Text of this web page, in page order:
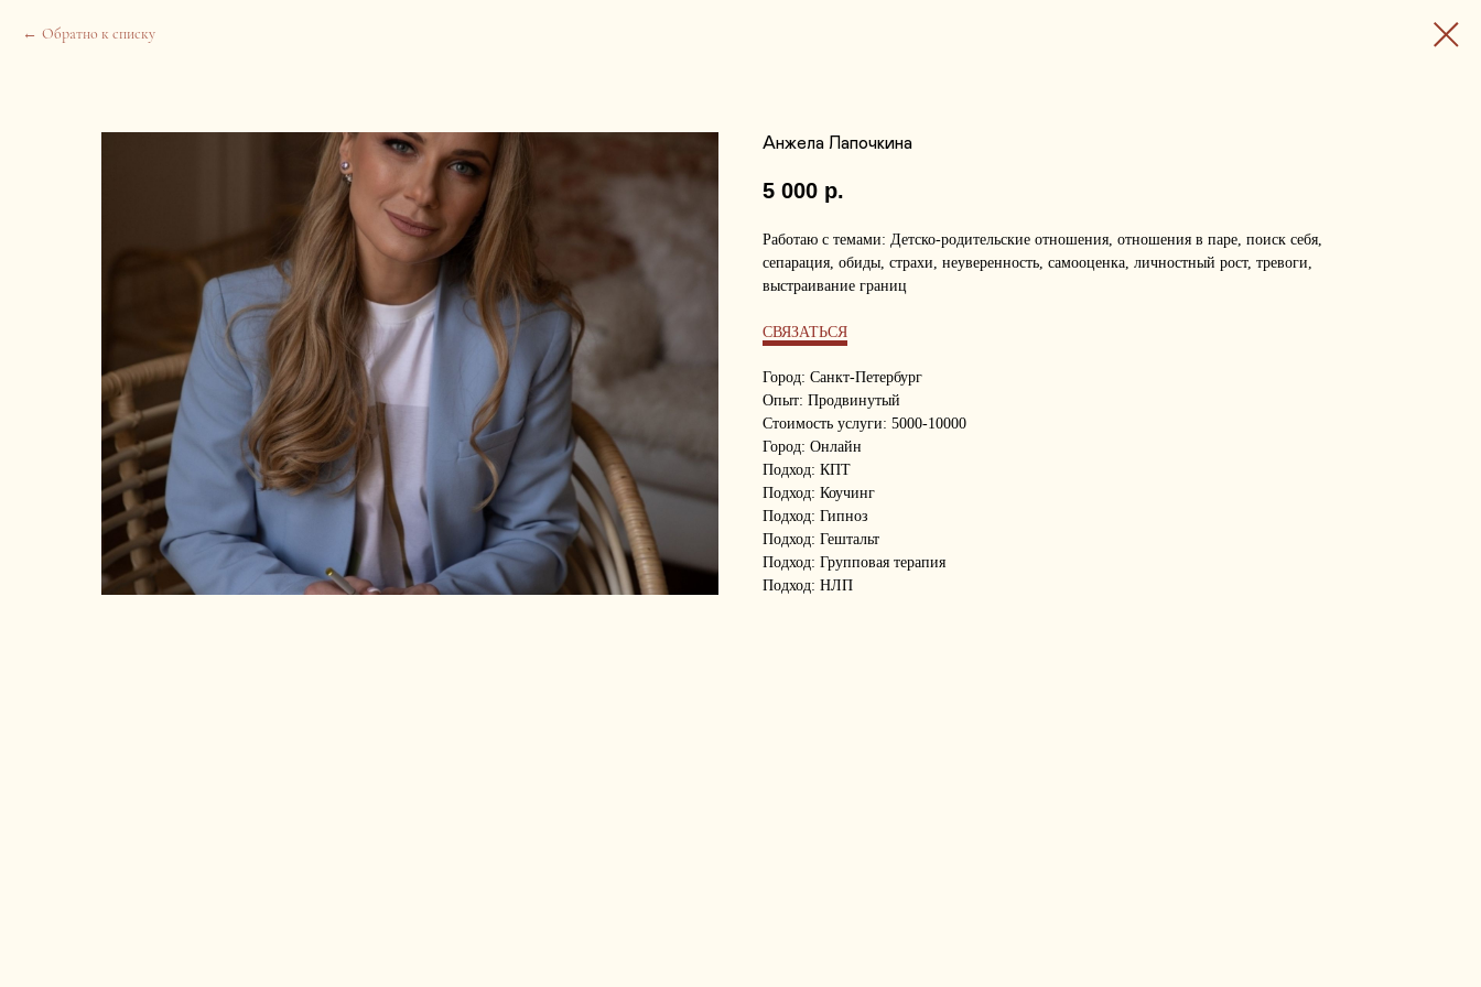
Обратно к списку
Анжела Лапочкина
5 000 р.
Работаю с темами: Детско-родительские отношения, отношения в паре, поиск себя,
сепарация, обиды, страхи, неуверенность, самооценка, личностный рост, тревоги,
выстраивание границ
СВЯЗАТЬСЯ
Город: Санкт-Петербург
Опыт: Продвинутый
Стоимость услуги: 5000-10000
Город: Онлайн
Подход: КПТ
Подход: Коучинг
Подход: Гипноз
Подход: Гештальт
Подход: Групповая терапия
Подход: НЛП